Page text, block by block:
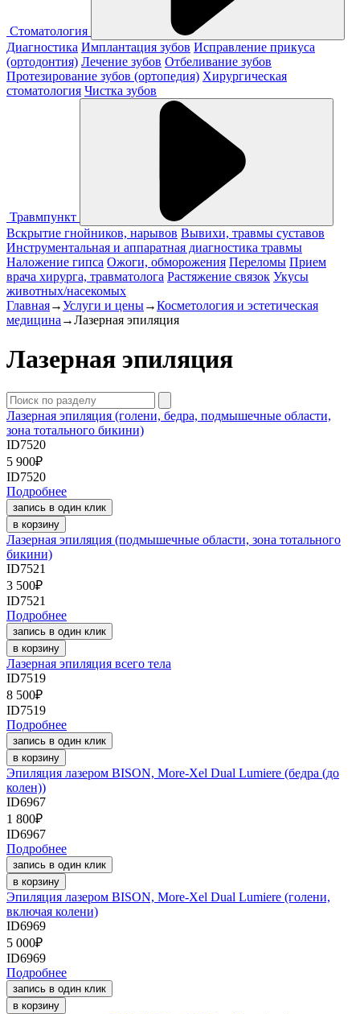
Стоматология
Диагностика Имплантация зубов Исправление прикуса
(ортодонтия) Лечение зубов Отбеливание зубов
Протезирование зубов (ортопедия) Хирургическая
стоматология Чистка зубов
Травмпункт
Вскрытие гнойников, нарывов Вывихи, травмы суставов
Инструментальная и аппаратная диагностика травмы
Наложение гипса Ожоги, обморожения Переломы Прием
врача хирурга, травматолога Растяжение связок Укусы
животных/насекомых
Главная→Услуги и цены→Косметология и эстетическая
медицина →Лазерная эпиляция
Лазерная эпиляция
Лазерная эпиляция (голени, бедра, подмышечные области,
зона тотального бикини)
ID7520
5 900₽
ID7520
Подробнее
запись в один клик
в корзину
Лазерная эпиляция (подмышечные области, зона тотального
бикини)
ID7521
3 500₽
ID7521
Подробнее
запись в один клик
в корзину
Лазерная эпиляция всего тела
ID7519
8 500₽
ID7519
Подробнее
запись в один клик
в корзину
Эпиляция лазером BISON, More-Xel Dual Lumiere (бедра (до
колен))
ID6967
1 800₽
ID6967
Подробнее
запись в один клик
в корзину
Эпиляция лазером BISON, More-Xel Dual Lumiere (голени,
включая колени)
ID6969
5 000₽
ID6969
Подробнее
запись в один клик
в корзину